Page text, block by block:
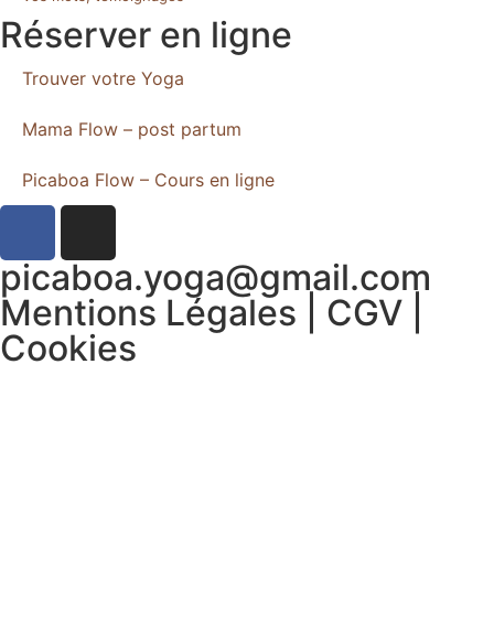
Réserver en ligne
Trouver votre Yoga
Mama Flow – post partum
Picaboa Flow – Cours en ligne
picaboa.yoga@gmail.com
Mentions Légales | CGV |
Cookies